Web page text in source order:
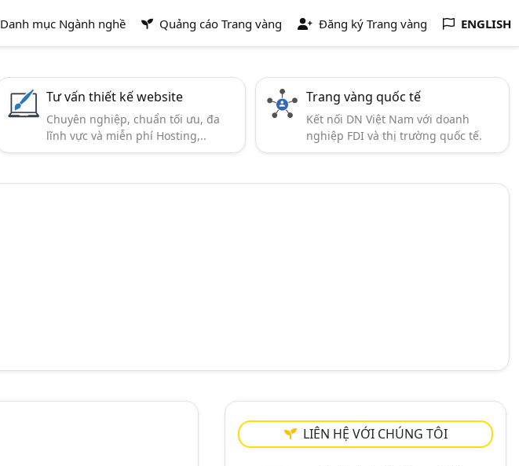
Danh mục Ngành nghề Quảng cáo Trang vàng Đăng ký Trang vàng ENGLISH
Tư vấn thiết kế website
Chuyên nghiệp, chuẩn tối ưu, đa
lĩnh vực và miễn phí Hosting,..
Trang vàng quốc tế
Kết nối DN Việt Nam với doanh
nghiệp FDI và thị trường quốc tế.
LIÊN HỆ VỚI CHÚNG TÔI